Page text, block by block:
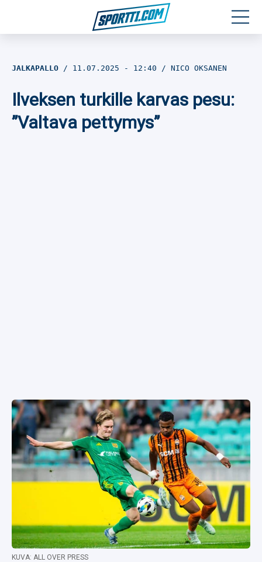
Jalkapallo
JALKAPALLO 11.07.2025 - 12:40 NICO OKSANEN
Ilveksen turkille karvas pesu:
”Valtava pettymys”
KUVA: ALL OVER PRESS